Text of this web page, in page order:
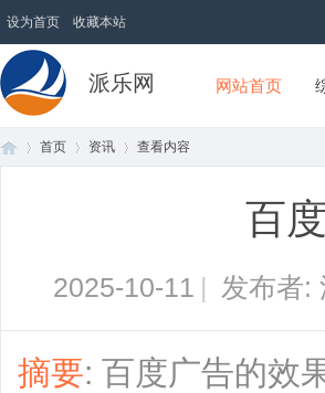
设为首页 收藏本站
派乐网 网站首页
首页 资讯 查看内容
百
2025-10-11 | 发布者:
摘要: 百度广告的效